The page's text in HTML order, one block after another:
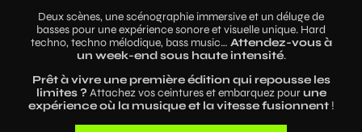
Deux scènes, une scénographie immersive et un déluge de
basses pour une expérience sonore et visuelle unique. Hard
techno, techno mélodique, bass music… Attendez-vous à
un week-end sous haute intensité.
Prêt à vivre une première édition qui repousse les
limites ? Attachez vos ceintures et embarquez pourune
expérience où la musique et la vitesse fusionnent!